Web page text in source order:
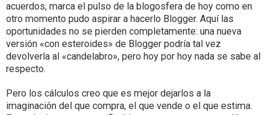
acuerdos, marca el pulso de la blogosfera de hoy como en
otro momento pudo aspirar a hacerlo Blogger. Aquí las
oportunidades no se pierden completamente: una nueva
versión «con esteroides» de Blogger podría tal vez
devolverla al «candelabro», pero hoy por hoy nada se sabe al
respecto.
Pero los cálculos creo que es mejor dejarlos a la
imaginación del que compra, el que vende o el que estima.